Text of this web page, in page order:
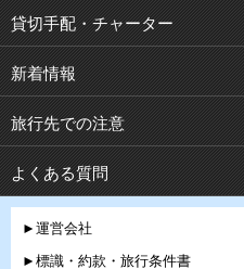
貸切手配・チャーター
新着情報
旅行先での注意
よくある質問
►運営会社
►標識・約款・旅行条件書